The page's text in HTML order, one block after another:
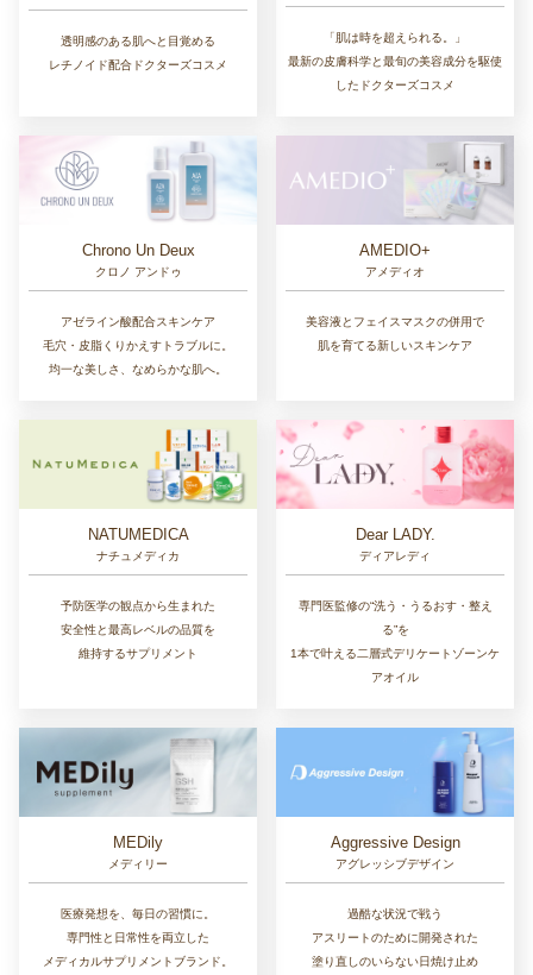
透明感のある肌へと目覚める
レチノイド配合ドクターズコスメ
「肌は時を超えられる。」
最新の皮膚科学と最旬の美容成分を駆使
したドクターズコスメ
Chrono Un Deux
クロノ アンドゥ
アゼライン酸配合スキンケア
毛穴・皮脂くりかえすトラブルに。
均一な美しさ、なめらかな肌へ。
AMEDIO+
アメディオ
美容液とフェイスマスクの併用で
肌を育てる新しいスキンケア
NATUMEDICA
ナチュメディカ
予防医学の観点から生まれた
安全性と最高レベルの品質を
維持するサプリメント
Dear LADY.
ディアレディ
専門医監修の“洗う・うるおす・整え
る”を
1本で叶える二層式デリケートゾーンケ
アオイル
MEDily
メディリー
医療発想を、毎日の習慣に。
専門性と日常性を両立した
メディカルサプリメントブランド。
Aggressive Design
アグレッシブデザイン
過酷な状況で戦う
アスリートのために開発された
塗り直しのいらない日焼け止め